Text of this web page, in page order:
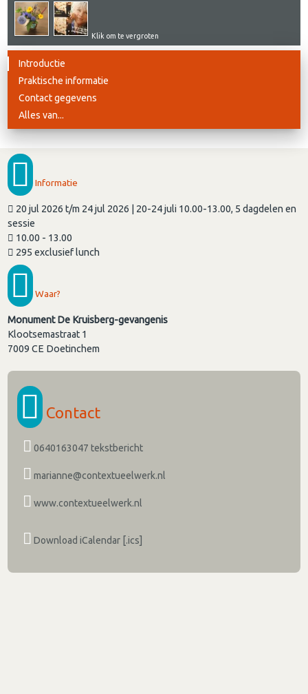
Klik om te vergroten
Introductie
Praktische informatie
Contact gegevens
Alles van...
Informatie
20 jul 2026 t/m 24 jul 2026 | 20-24 juli 10.00-13.00, 5 dagdelen en
sessie
10.00 - 13.00
295 exclusief lunch
Waar?
Monument De Kruisberg-gevangenis
Klootsemastraat 1
7009 CE Doetinchem
Contact
0640163047 tekstbericht
marianne@contextueelwerk.nl
www.contextueelwerk.nl
Download iCalendar [.ics]